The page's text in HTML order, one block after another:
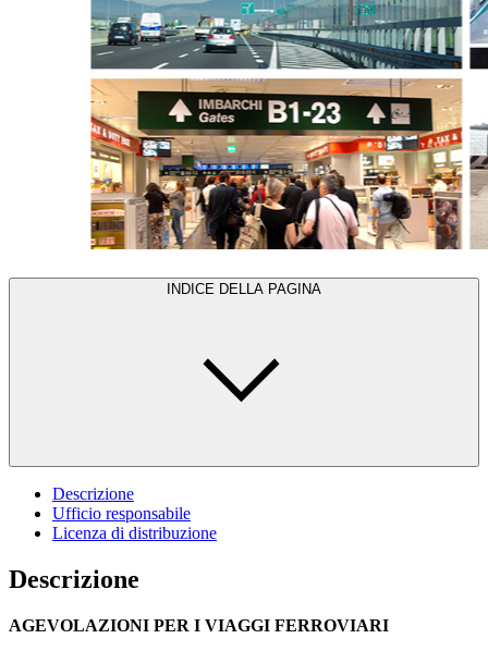
INDICE DELLA PAGINA
Descrizione
Ufficio responsabile
Licenza di distribuzione
Descrizione
AGEVOLAZIONI PER I VIAGGI FERROVIARI